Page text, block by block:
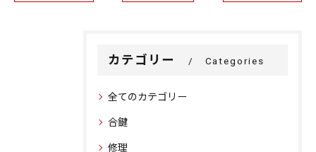
カテゴリー Categories
全てのカテゴリー
合鍵
修理